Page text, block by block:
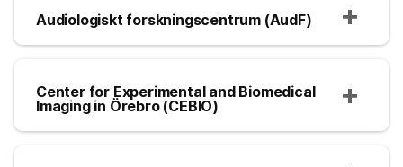
Audiologiskt forskningscentrum (AudF)
Center for Experimental and Biomedical
Imaging in Örebro (CEBIO)